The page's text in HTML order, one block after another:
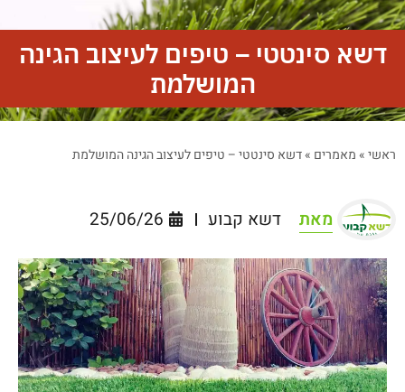
דשא סינטטי – טיפים לעיצוב הגינה
המושלמת
ראשי»מאמרים »דשא סינטטי – טיפים לעיצוב הגינה המושלמת
מאת דשא קבוע 25/06/26